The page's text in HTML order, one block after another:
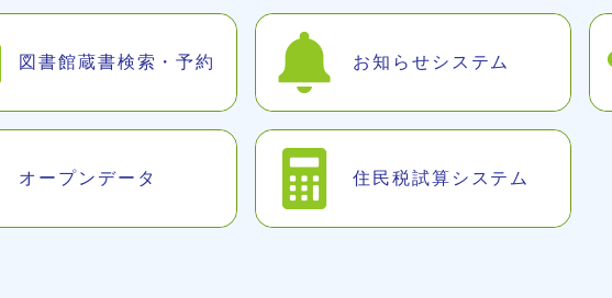
図書館蔵書検索・予約 お知らせシステム
オープンデータ 住民税試算システム